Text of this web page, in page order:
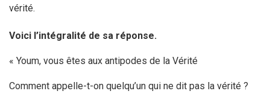
vérité.
Voici l’intégralité de sa réponse.
« Youm, vous êtes aux antipodes de la Vérité
Comment appelle-t-on quelqu’un qui ne dit pas la vérité ?